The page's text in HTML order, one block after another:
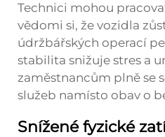
Technici mohou
vědomi si, že vozidla
údržbářských operací
stabilita snižuje stres a
zaměstnancům plně se
služeb namísto obav o
Snížené fyzické